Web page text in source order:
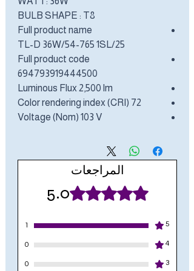
BULB SHAPE : T8
Full product name
TL-D 36W/54-765 1SL/25
Full product code
694793919444500
Luminous Flux 2,500 lm
Color rendering index (CRI) 72
Voltage (Nom) 103 V
المراجعات
تم التقييم بـ 5 من أصل 5 نجوم. 5.0
5
1
4
0
3
0